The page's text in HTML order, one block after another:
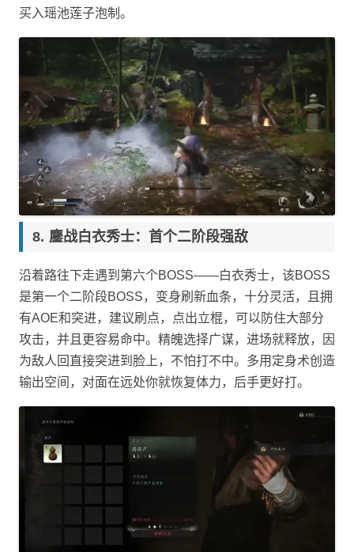
买入瑶池莲子泡制。
鏖战白衣秀士：首个二阶段强敌
沿着路往下走遇到第六个BOSS——白衣秀士，该BOSS
是第一个二阶段BOSS，变身刷新血条，十分灵活，且拥
有AOE和突进，建议刷点，点出立棍，可以防住大部分
攻击，并且更容易命中。精魄选择广谋，进场就释放，因
为敌人回直接突进到脸上，不怕打不中。多用定身术创造
输出空间，对面在远处你就恢复体力，后手更好打。